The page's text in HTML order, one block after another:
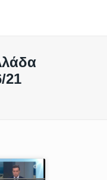
21